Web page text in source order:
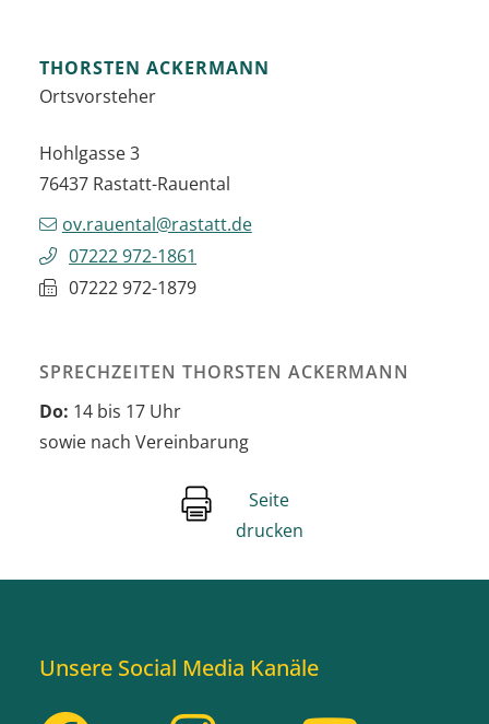
THORSTEN ACKERMANN
Ortsvorsteher
Hohlgasse 3
76437 Rastatt-Rauental
ov.rauental@rastatt.de
07222 972-1861
07222 972-1879
SPRECHZEITEN THORSTEN ACKERMANN
Do: 14 bis 17 Uhr
sowie nach Vereinbarung
Seite
drucken
Unsere Social Media Kanäle